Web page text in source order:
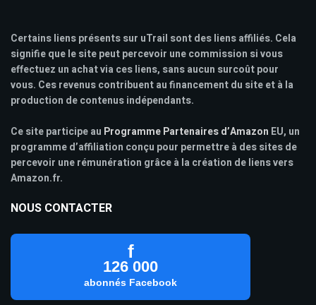
Certains liens présents sur uTrail sont des liens affiliés. Cela
signifie que le site peut percevoir une commission si vous
effectuez un achat via ces liens, sans aucun surcoût pour
vous. Ces revenus contribuent au financement du site et à la
production de contenus indépendants.
Ce site participe au Programme Partenaires d’Amazon EU, un
programme d’affiliation conçu pour permettre à des sites de
percevoir une rémunération grâce à la création de liens vers
Amazon.fr.
NOUS CONTACTER
f
126 000
abonnés Facebook